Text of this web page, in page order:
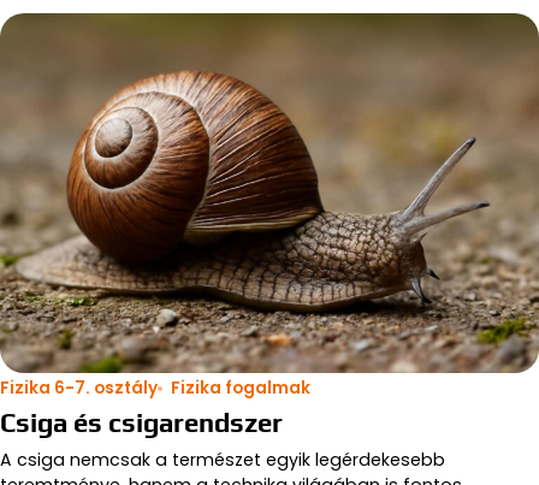
Fizika 6-7. osztály Fizika fogalmak
Csiga és csigarendszer
A csiga nemcsak a természet egyik legérdekesebb